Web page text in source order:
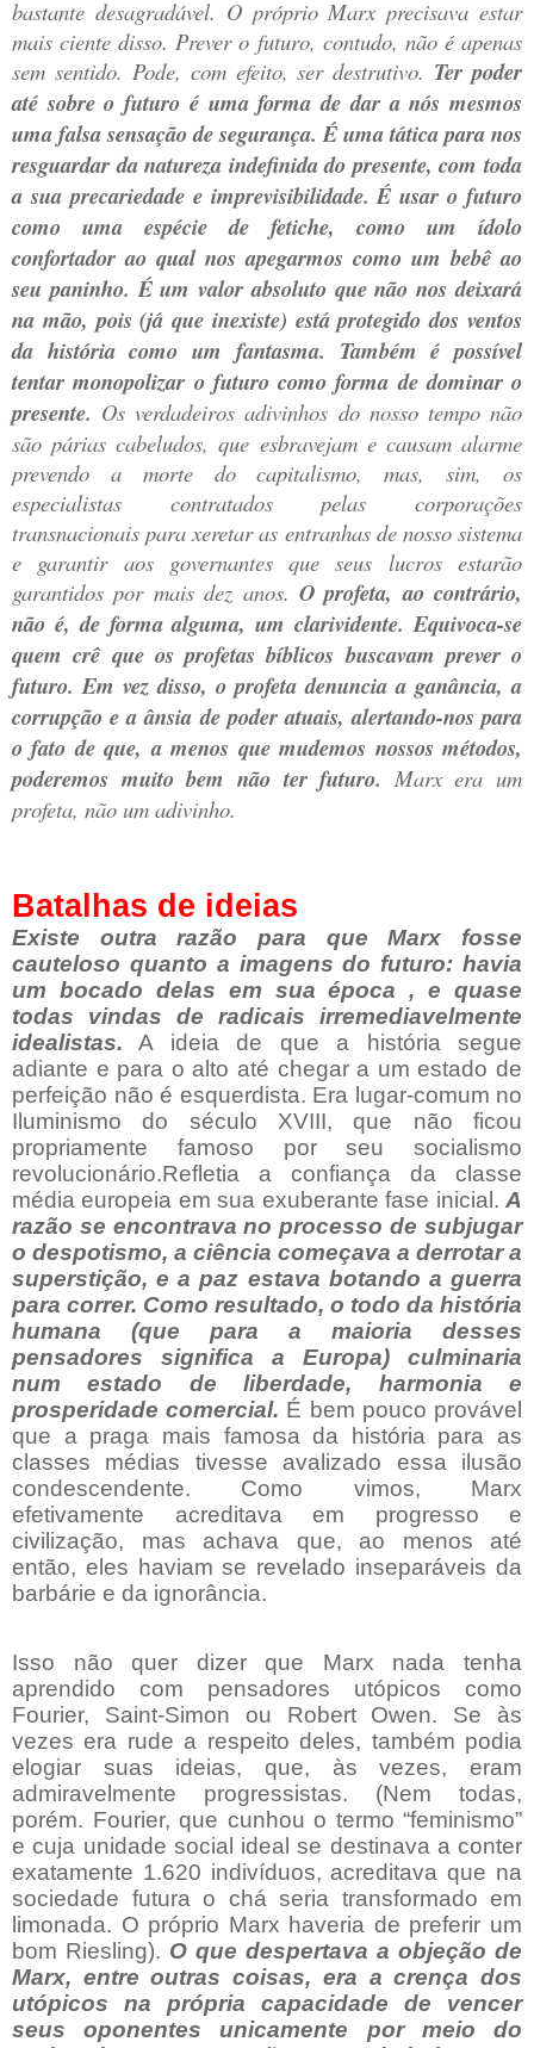
bastante desagradável. O próprio Marx precisava estar
mais ciente disso. Prever o futuro, contudo, não é apenas
sem sentido. Pode, com efeito, ser destrutivo. Ter poder
até sobre o futuro é uma forma de dar a nós mesmos
uma falsa sensação de segurança. É uma tática para nos
resguardar da natureza indefinida do presente, com toda
a sua precariedade e imprevisibilidade. É usar o futuro
como uma espécie de fetiche, como um ídolo
confortador ao qual nos apegarmos como um bebê ao
seu paninho. É um valor absoluto que não nos deixará
na mão, pois (já que inexiste) está protegido dos ventos
da história como um fantasma. Também é possível
tentar monopolizar o futuro como forma de dominar o
presente. Os verdadeiros adivinhos do nosso tempo não
são párias cabeludos, que esbravejam e causam alarme
prevendo a morte do capitalismo, mas, sim, os
especialistas contratados pelas corporações
transnacionais para xeretar as entranhas de nosso sistema
e garantir aos governantes que seus lucros estarão
garantidos por mais dez anos. O profeta, ao contrário,
não é, de forma alguma, um clarividente. Equivoca-se
quem crê que os profetas bíblicos buscavam prever o
futuro. Em vez disso, o profeta denuncia a ganância, a
corrupção e a ânsia de poder atuais, alertando-nos para
o fato de que, a menos que mudemos nossos métodos,
poderemos muito bem não ter futuro. Marx era um
profeta, não um adivinho.
Batalhas de ideias
Existe outra razão para que Marx fosse
cauteloso quanto a imagens do futuro: havia
um bocado delas em sua época , e quase
todas vindas de radicais irremediavelmente
idealistas. A ideia de que a história segue
adiante e para o alto até chegar a um estado de
perfeição não é esquerdista. Era lugar-comum no
Iluminismo do século XVIII, que não ficou
propriamente famoso por seu socialismo
revolucionário.Refletia a confiança da classe
média europeia em sua exuberante fase inicial. A
razão se encontrava no processo de subjugar
o despotismo, a ciência começava a derrotar a
superstição, e a paz estava botando a guerra
para correr. Como resultado, o todo da história
humana (que para a maioria desses
pensadores significa a Europa) culminaria
num estado de liberdade, harmonia e
prosperidade comercial. É bem pouco provável
que a praga mais famosa da história para as
classes médias tivesse avalizado essa ilusão
condescendente. Como vimos, Marx
efetivamente acreditava em progresso e
civilização, mas achava que, ao menos até
então, eles haviam se revelado inseparáveis da
barbárie e da ignorância.
Isso não quer dizer que Marx nada tenha
aprendido com pensadores utópicos como
Fourier, Saint-Simon ou Robert Owen. Se às
vezes era rude a respeito deles, também podia
elogiar suas ideias, que, às vezes, eram
admiravelmente progressistas. (Nem todas,
porém. Fourier, que cunhou o termo “feminismo”
e cuja unidade social ideal se destinava a conter
exatamente 1.620 indivíduos, acreditava que na
sociedade futura o chá seria transformado em
limonada. O próprio Marx haveria de preferir um
bom Riesling). O que despertava a objeção de
Marx, entre outras coisas, era a crença dos
utópicos na própria capacidade de vencer
seus oponentes unicamente por meio do